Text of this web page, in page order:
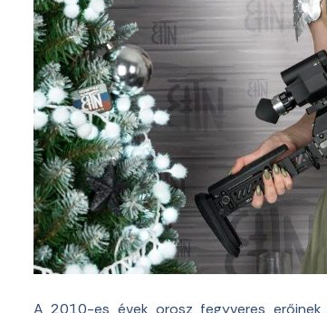
A 2010-es évek orosz fegyveres